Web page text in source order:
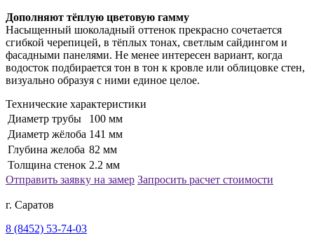
Дополняют тёплую цветовую гамму
Насыщенный шоколадный оттенок прекрасно сочетается
сгибкой черепицей, в тёплых тонах, светлым сайдингом и
фасадными панелями. Не менее интересен вариант, когда
водосток подбирается тон в тон к кровле или облицовке стен,
визуально образуя с ними единое целое.
Технические характеристики
Диаметр трубы
100 мм
Диаметр жёлоба 141 мм
Глубина желоба 82 мм
Толщина стенок 2.2 мм
Отправить заявку на замер Запросить расчет стоимости
г. Саратов
8 (8452) 53-74-03